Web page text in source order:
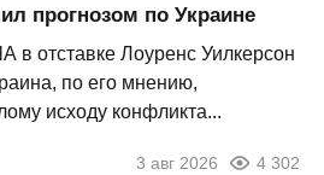
прогнозом по Украине
в отставке Лоуренс Уилкерсон
по его мнению,
исходу конфликта...
3 авг 2026 4 302